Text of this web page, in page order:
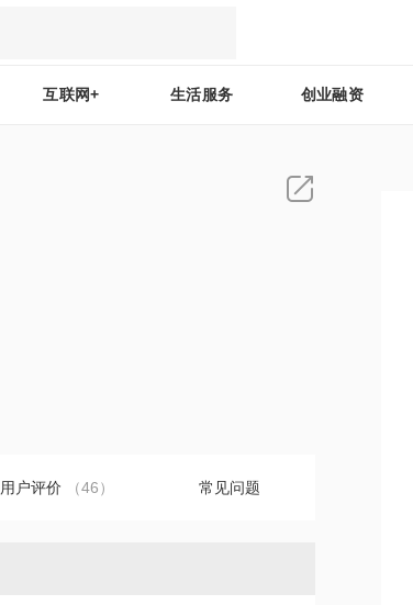
互联网+ 生活服务 创业融资
用户评价 （46） 常见问题